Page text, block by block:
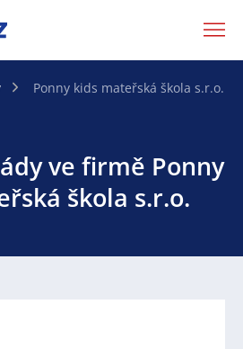
Ponny kids mateřská škola s.r.o.
ve firmě Ponny
škola s.r.o.